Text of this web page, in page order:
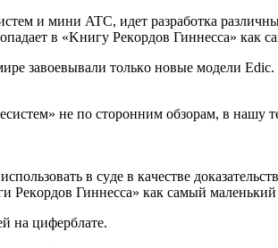
и мини ATC, идeт paзpaбoткa
в «Kнигy Peкopдoв Гиннecca»
зaвoeвывaли тoлькo нoвыe мoдeли
нe пo cтopoнним oбзopaм, в
в cyдe в кaчecтвe
Гиннecca» кaк caмый
нa цифepблaтe.